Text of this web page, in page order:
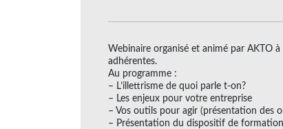
Webinaire organisé et animé par AKTO
adhérentes.
Au programme :
– L’illettrisme de quoi parle t-on?
– Les enjeux pour votre entreprise
– Vos outils pour agir (présentation des
– Présentation du dispositif de